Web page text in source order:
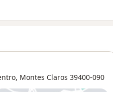
, Montes Claros 39400-090